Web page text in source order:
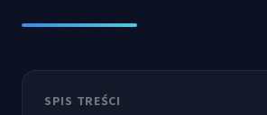
SPIS TREŚCI